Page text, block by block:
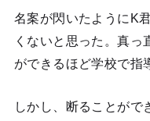
名案が閃いたようにK
くないと思った。真っ
ができるほど学校で指
しかし、断ることがで